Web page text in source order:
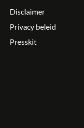
Disclaimer
Privacy beleid
Presskit